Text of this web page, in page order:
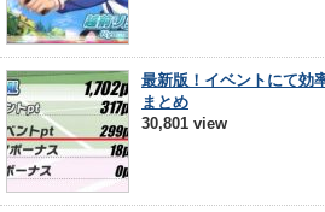
最新版！イベントにて効
まとめ
30,801 view